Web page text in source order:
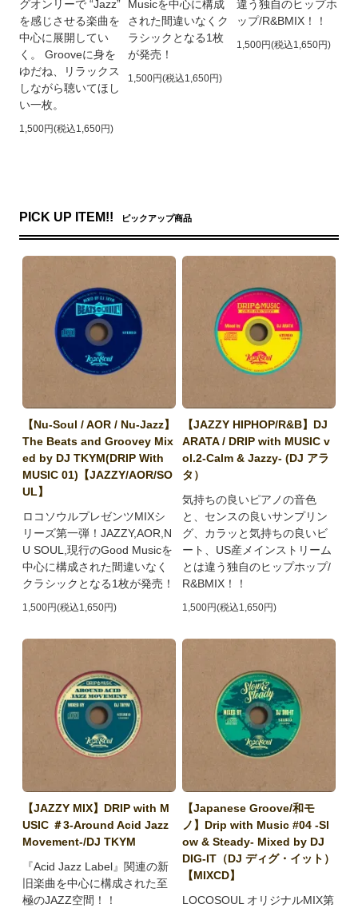
グオンリーで “Jazz”
を感じさせる楽曲を
中心に展開してい
く。 Grooveに身を
ゆだね、リラックス
しながら聴いてほし
い一枚。
1,500円(税込1,650円)
Musicを中心に構成
された間違いなくク
ラシックとなる1枚
が発売！
1,500円(税込1,650円)
違う独自のヒップホ
ップ/R&BMIX！！
1,500円(税込1,650円)
PICK UP ITEM!! ピックアップ商品
【Nu-Soul / AOR / Nu-Jazz】
The Beats and Groovey Mix
ed by DJ TKYM(DRIP With
MUSIC 01)【JAZZY/AOR/SO
UL】
ロコソウルプレゼンツMIXシ
リーズ第一弾！JAZZY,AOR,N
U SOUL,現行のGood Musicを
中心に構成された間違いなく
クラシックとなる1枚が発売！
1,500円(税込1,650円)
【JAZZY HIPHOP/R&B】DJ
ARATA / DRIP with MUSIC v
ol.2-Calm & Jazzy- (DJ アラ
タ）
気持ちの良いピアノの音色
と、センスの良いサンプリン
グ、カラッと気持ちの良いビ
ート、US産メインストリーム
とは違う独自のヒップホップ/
R&BMIX！！
1,500円(税込1,650円)
【JAZZY MIX】DRIP with M
USIC ＃3-Around Acid Jazz
Movement-/DJ TKYM
『Acid Jazz Label』関連の新
旧楽曲を中心に構成された至
極のJAZZ空間！！
【Japanese Groove/和モ
ノ】Drip with Music #04 -Sl
ow & Steady- Mixed by DJ
DIG-IT（DJ ディグ・イット）
【MIXCD】
LOCOSOUL オリジナルMIX第